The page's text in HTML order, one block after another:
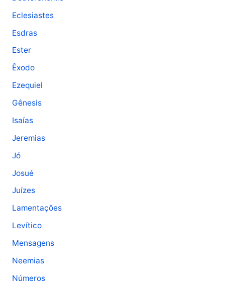
Eclesiastes
Esdras
Ester
Êxodo
Ezequiel
Gênesis
Isaías
Jeremias
Jó
Josué
Juízes
Lamentações
Levítico
Mensagens
Neemias
Números